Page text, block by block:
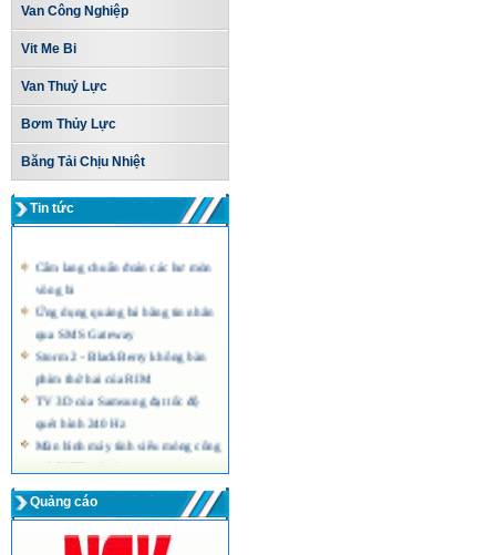
Van Công Nghiệp
Vit Me Bi
Van Thuỷ Lực
Bơm Thủy Lực
Băng Tải Chịu Nhiệt
Tin tức
Cẩm lang chuẩn đoán các hư mòn
vòng bi
Ứng dụng quảng bá bằng tin nhắn
qua SMS Gateway
Storm 2 - BlackBerry không bàn
phím thứ hai của RIM
TV 3D của Samsung đạt tốc độ
quét hình 240 Hz
Màn hình máy tính siêu mỏng công
nghệ LED của Acer
Quảng cáo